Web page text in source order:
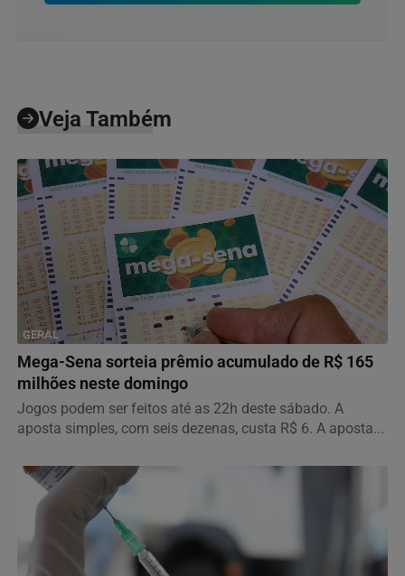
Veja Também
GERAL
Mega-Sena sorteia prêmio acumulado de R$ 165
milhões neste domingo
Jogos podem ser feitos até as 22h deste sábado. A
aposta simples, com seis dezenas, custa R$ 6. A aposta...